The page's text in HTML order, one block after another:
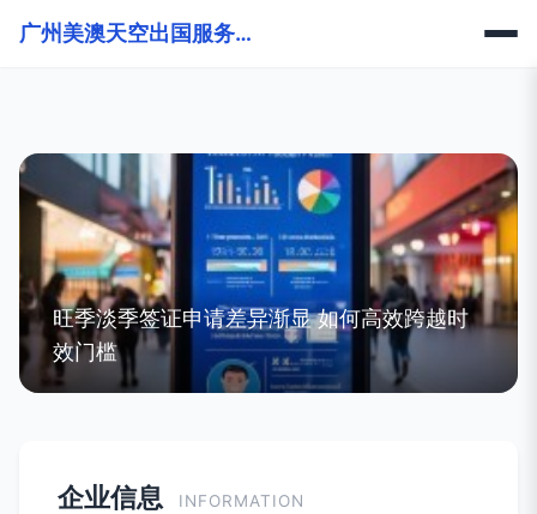
广州美澳天空出国服务有限公司
旺季淡季签证申请差异渐显 如何高效跨越时
效门槛
企业信息 INFORMATION